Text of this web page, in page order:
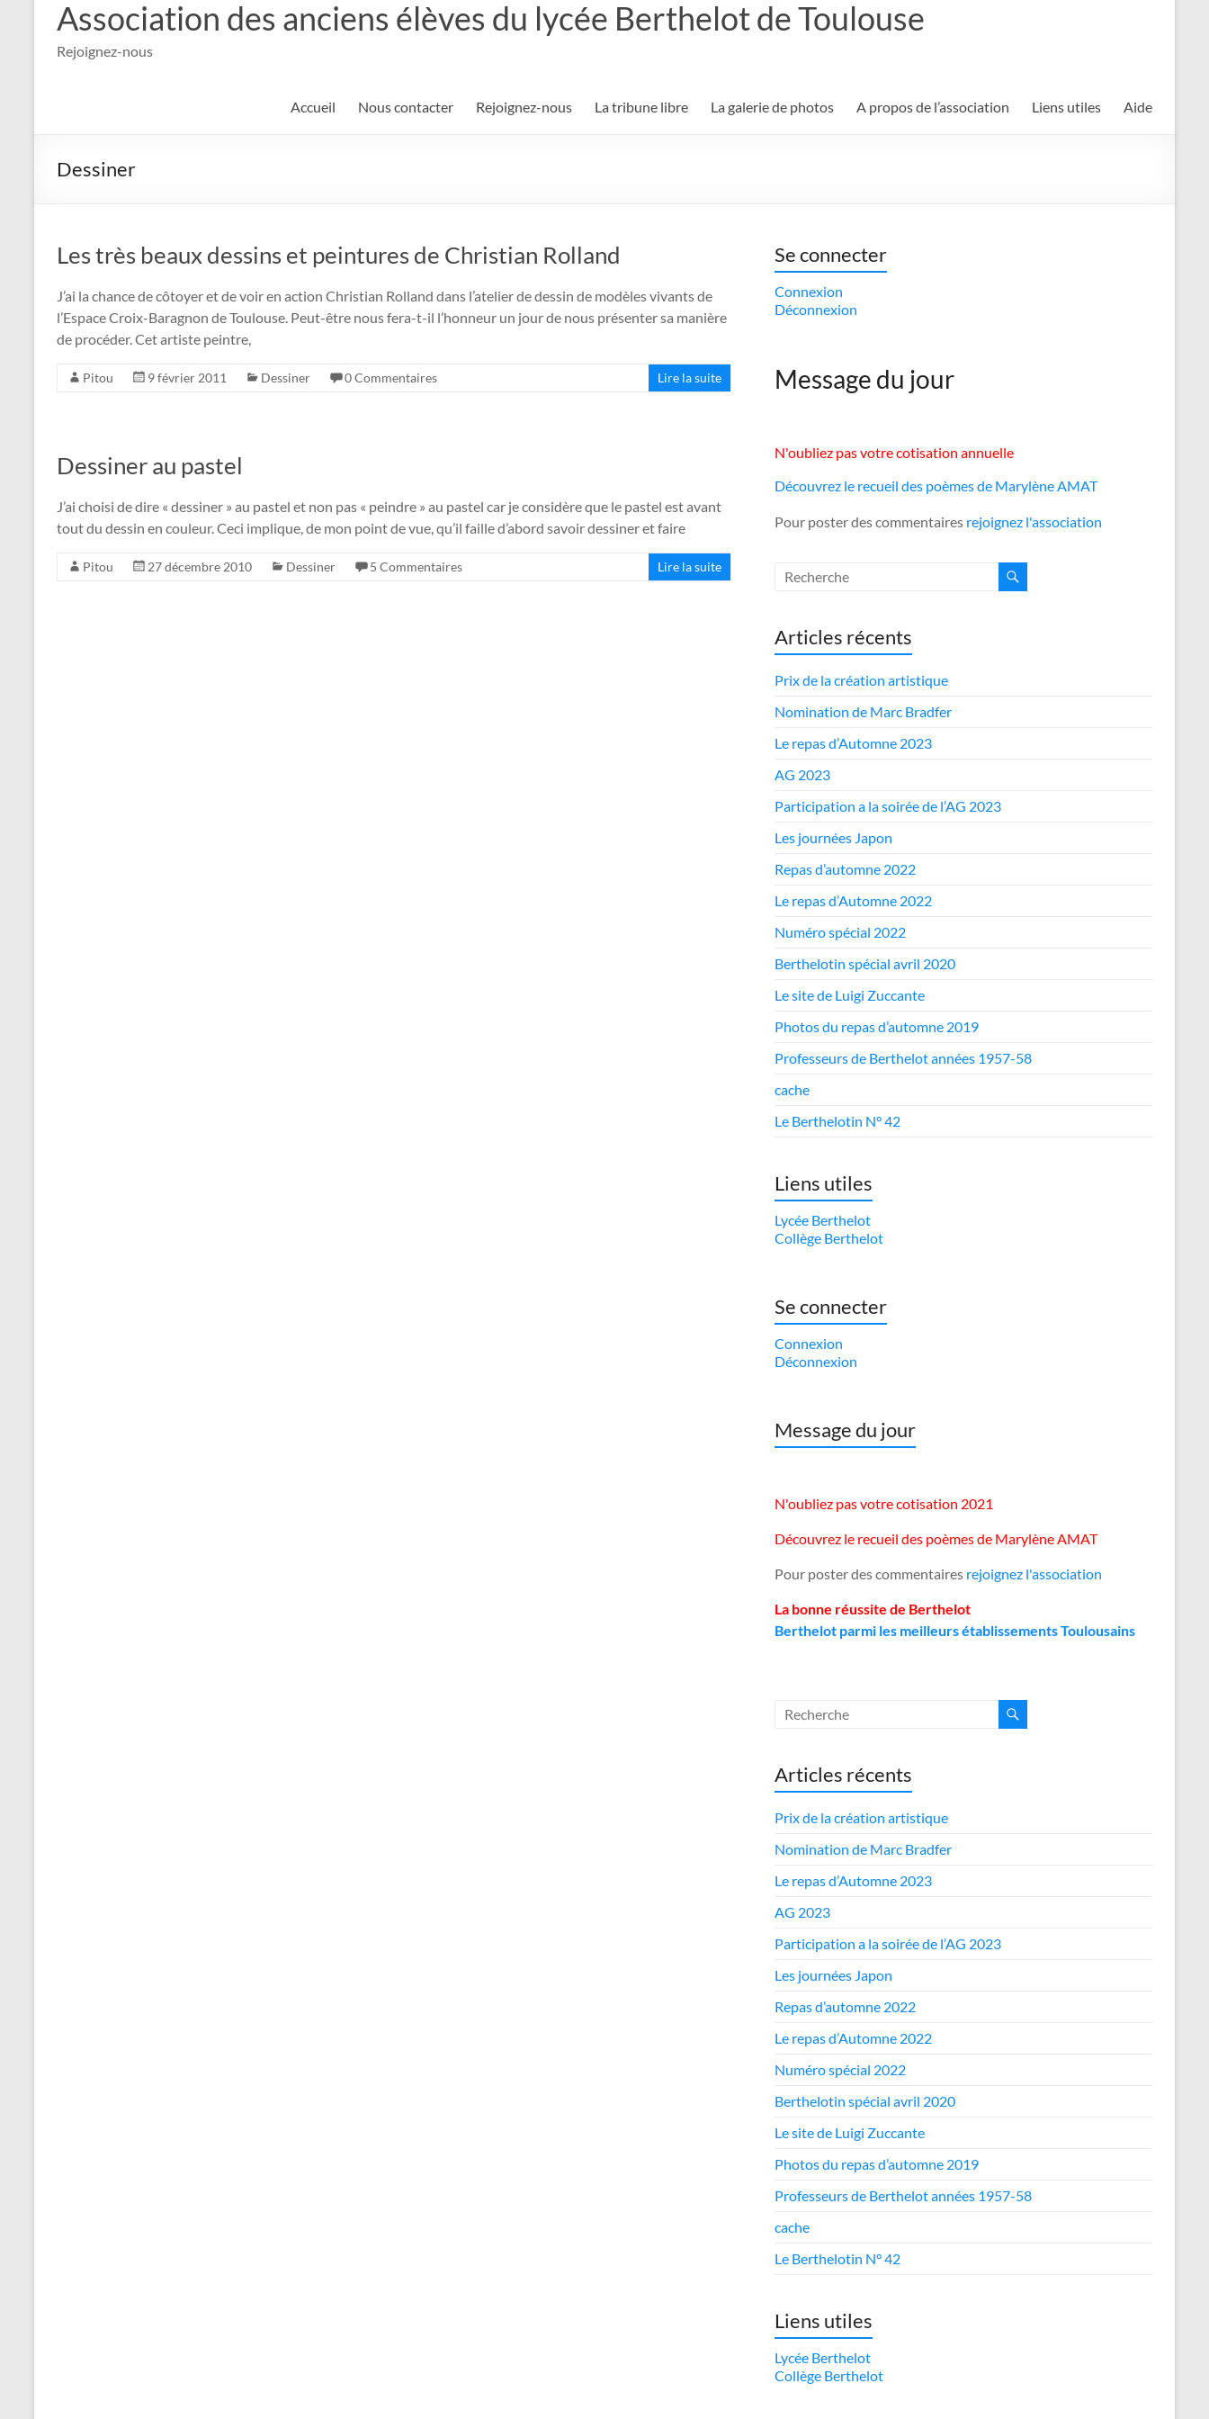
Association des anciens élèves du lycée Berthelot de Toulouse
Rejoignez-nous
Accueil Nous contacter Rejoignez-nous La tribune libre La galerie de photos A propos de l’association Liens utiles Aide
Dessiner
Les très beaux dessins et peintures de Christian Rolland
J’ai la chance de côtoyer et de voir en action Christian Rolland dans l’atelier de dessin de modèles vivants de
l’Espace Croix-Baragnon de Toulouse. Peut-être nous fera-t-il l’honneur un jour de nous présenter sa manière
de procéder. Cet artiste peintre,
Pitou 9 février 2011 Dessiner 0 Commentaires Lire la suite
Dessiner au pastel
J’ai choisi de dire « dessiner » au pastel et non pas « peindre » au pastel car je considère que le pastel est avant
tout du dessin en couleur. Ceci implique, de mon point de vue, qu’il faille d’abord savoir dessiner et faire
Pitou 27 décembre 2010 Dessiner 5 Commentaires Lire la suite
Se connecter
Connexion
Déconnexion
Message du jour
N'oubliez pas votre cotisation annuelle
Découvrez le recueil des poèmes de Marylène AMAT
Pour poster des commentaires rejoignez l'association
Articles récents
Prix de la création artistique
Nomination de Marc Bradfer
Le repas d’Automne 2023
AG 2023
Participation a la soirée de l’AG 2023
Les journées Japon
Repas d’automne 2022
Le repas d’Automne 2022
Numéro spécial 2022
Berthelotin spécial avril 2020
Le site de Luigi Zuccante
Photos du repas d’automne 2019
Professeurs de Berthelot années 1957-58
cache
Le Berthelotin N° 42
Liens utiles
Lycée Berthelot
Collège Berthelot
Se connecter
Connexion
Déconnexion
Message du jour
N'oubliez pas votre cotisation 2021
Découvrez le recueil des poèmes de Marylène AMAT
Pour poster des commentaires rejoignez l'association
La bonne réussite de Berthelot
Berthelot parmi les meilleurs établissements Toulousains
Articles récents
Prix de la création artistique
Nomination de Marc Bradfer
Le repas d’Automne 2023
AG 2023
Participation a la soirée de l’AG 2023
Les journées Japon
Repas d’automne 2022
Le repas d’Automne 2022
Numéro spécial 2022
Berthelotin spécial avril 2020
Le site de Luigi Zuccante
Photos du repas d’automne 2019
Professeurs de Berthelot années 1957-58
cache
Le Berthelotin N° 42
Liens utiles
Lycée Berthelot
Collège Berthelot